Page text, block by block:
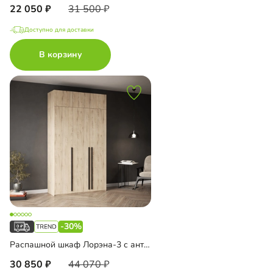
22 050 31 500
Доступно для доставки
В корзину
-30%
Распашной шкаф Лорэна-3 с антресолью
30 850 44 070